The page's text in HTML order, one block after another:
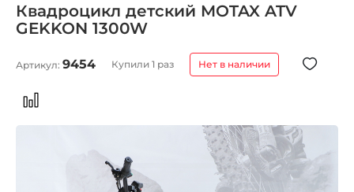
Квадроцикл детский MOTAX ATV
GEKKON 1300W
Артикул: 9454 Купили 1 раз Нет в наличии